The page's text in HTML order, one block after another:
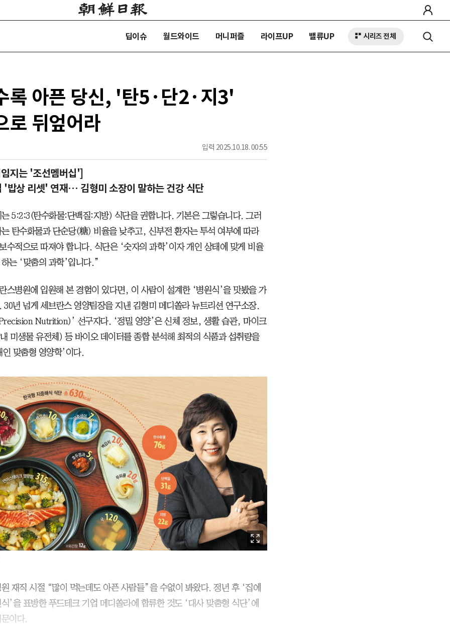
딥이슈 월드와이드 머니퍼즐 라이프UP 밸류UP 시리즈 전체
록 아픈 당신, '탄5·단2·지3'
로 뒤엎어라
입력 2025.10.18. 00:55
지는 '조선멤버십']
'밥상 리셋' 연재… 김형미 소장이 말하는 건강 식단
는 5:2:3(탄수화물:단백질:지방) 식단을 권합니다. 기본은 그렇습니다. 그러
탄수화물과 단순당(糖) 비율을 낮추고, 신부전 환자는 투석 여부에 따라
수적으로 따져야 합니다. 식단은 ‘숫자의 과학’이자 개인 상태에 맞게 비율
는 ‘맞춤의 과학’입니다.”
스병원에 입원해 본 경험이 있다면, 이 사람이 설계한 ‘병원식’을 맛봤을 가
30년 넘게 세브란스 영양팀장을 지낸 김형미 메디쏠라 뉴트리션 연구소장.
Nutrition)’ 선구자다. ‘정밀 영양’은 신체 정보, 생활 습관, 마이크
미생물 유전체) 등 바이오 데이터를 종합 분석해 최적의 식품과 섭취량을
인 맞춤형 영양학’이다.
재직 시절 “많이 먹는데도 아픈 사람들”을 수없이 봐왔다. 정년 후 ‘집에
’을 표방한 푸드테크 기업 메디쏠라에 합류한 것도 ‘대사 맞춤형 식단’에
이다.